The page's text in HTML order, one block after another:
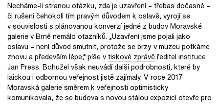
Necháme-li stranou otázku, zda je uzavření – třebas dočasné –
či rušení čehokoli tím pravým důvodem k oslavě, vyrojí se
v souvislosti s plánovanou konverzí jedné z budov Moravské
galerie v Brně nemálo otazníků. „Uzavření jsme pojali jako
oslavu – není důvod smutnit, protože se brzy v muzeu potkáme
znovu a především lépe,“ píše vtiskové zprávěředitel instituce
Jan Press. Bohužel však neuvádí další podrobnosti, které by
laickou i odbornou veřejnost jistě zajímaly. V roce 2017
Moravská galerie směrem k veřejnosti optimisticky
komunikovala, že se budova s novou stálou expozicí otevře pro